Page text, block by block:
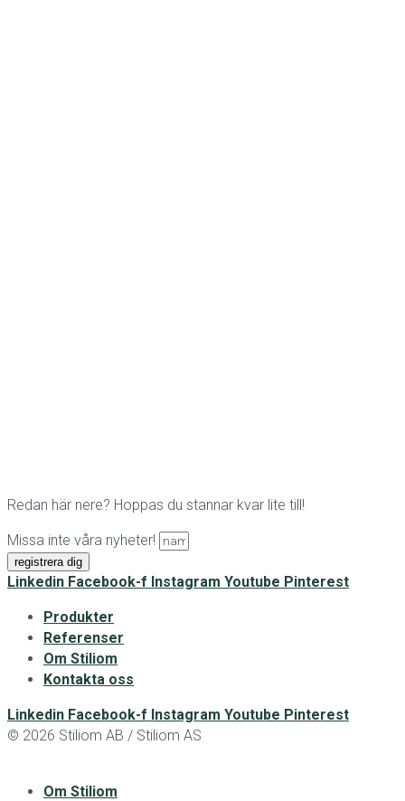
Redan här nere? Hoppas du stannar kvar lite till!
Missa inte våra nyheter!
registrera dig
Linkedin Facebook-f Instagram Youtube Pinterest
Produkter
Referenser
Om Stiliom
Kontakta oss
Linkedin Facebook-f Instagram Youtube Pinterest
© 2026 Stiliom AB / Stiliom AS
Om Stiliom